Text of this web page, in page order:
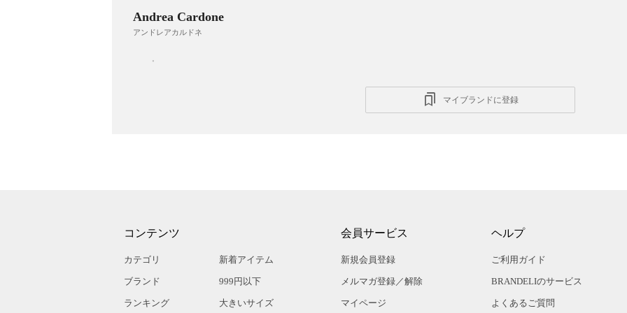
Andrea Cardone
アンドレアカルドネ
マイブランドに登録
コンテンツ
カテゴリ
ブランド
ランキング
新着アイテム
999円以下
大きいサイズ
会員サービス
新規会員登録
メルマガ登録／解除
マイページ
ヘルプ
ご利用ガイド
BRANDELIのサービス
よくあるご質問